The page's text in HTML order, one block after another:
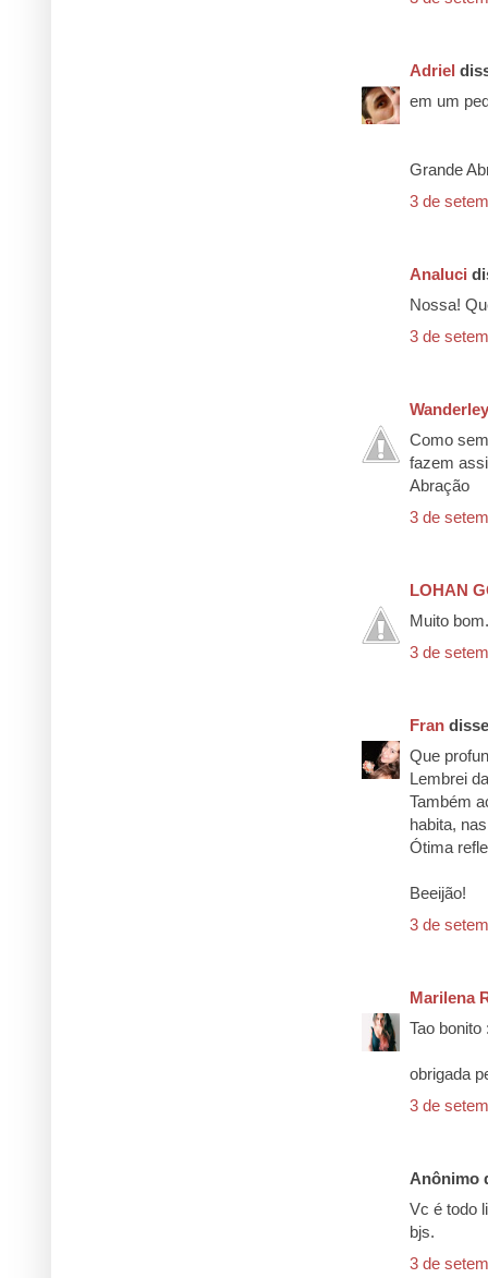
Adriel
em um
Grande
3 de
Analuci
Nossa!
3 de
Como
fazem
Abração
3 de
LOHAN
Muito
3 de
Fran
Que
Lembrei
Também
habita,
Ótima
Beeijão!
3 de
Marilena
Tao bonito
obrigada
3 de
Anônimo
Vc é todo
bjs.
3 de